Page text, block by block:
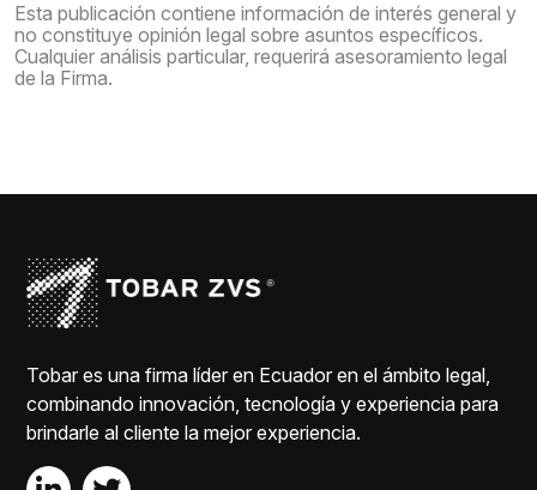
Esta publicación contiene información de interés general y
no constituye opinión legal sobre asuntos específicos.
Cualquier análisis particular, requerirá asesoramiento legal
de la Firma.
Tobar es una firma líder en Ecuador en el ámbito legal,
combinando innovación, tecnología y experiencia para
brindarle al cliente la mejor experiencia.